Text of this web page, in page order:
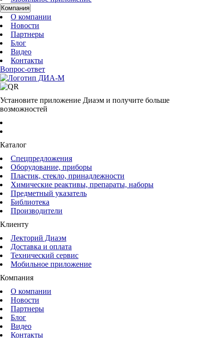
Компания
О компании
Новости
Партнеры
Блог
Видео
Контакты
Вопрос-ответ
Установите приложение Диаэм и получите больше
возможностей
Каталог
Спецпредложения
Оборудование, приборы
Пластик, стекло, принадлежности
Химические реактивы, препараты, наборы
Предметный указатель
Библиотека
Производители
Клиенту
Лекторий Диаэм
Доставка и оплата
Технический сервис
Мобильное приложение
Компания
О компании
Новости
Партнеры
Блог
Видео
Контакты